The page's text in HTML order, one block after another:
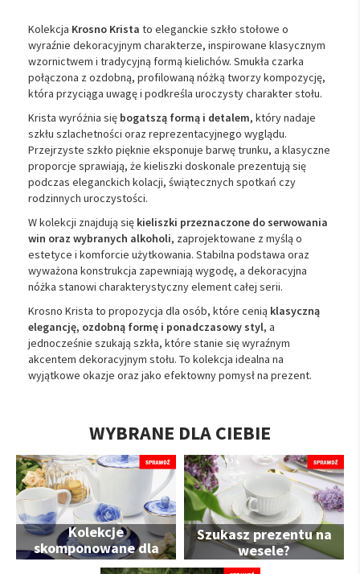
Kolekcja Krosno Krista to eleganckie szkło stołowe o
wyraźnie dekoracyjnym charakterze, inspirowane klasycznym
wzornictwem i tradycyjną formą kielichów. Smukła czarka
połączona z ozdobną, profilowaną nóżką tworzy kompozycję,
która przyciąga uwagę i podkreśla uroczysty charakter stołu.
Krista wyróżnia się bogatszą formą i detalem, który nadaje
szkłu szlachetności oraz reprezentacyjnego wyglądu.
Przejrzyste szkło pięknie eksponuje barwę trunku, a klasyczne
proporcje sprawiają, że kieliszki doskonale prezentują się
podczas eleganckich kolacji, świątecznych spotkań czy
rodzinnych uroczystości.
W kolekcji znajdują się kieliszki przeznaczone do serwowania
win oraz wybranych alkoholi, zaprojektowane z myślą o
estetyce i komforcie użytkowania. Stabilna podstawa oraz
wyważona konstrukcja zapewniają wygodę, a dekoracyjna
nóżka stanowi charakterystyczny element całej serii.
Krosno Krista to propozycja dla osób, które cenią klasyczną
elegancję, ozdobną formę i ponadczasowy styl, a
jednocześnie szukają szkła, które stanie się wyraźnym
akcentem dekoracyjnym stołu. To kolekcja idealna na
wyjątkowe okazje oraz jako efektowny pomysł na prezent.
WYBRANE DLA CIEBIE
Kolekcje
skomponowane dla
Ciebie
Szukasz prezentu na
wesele?